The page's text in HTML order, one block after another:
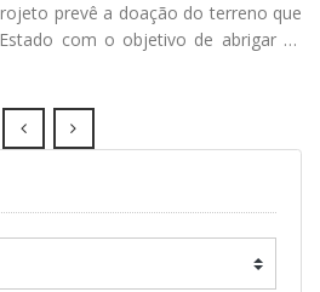
prevê a doação do terreno que
com o objetivo de abrigar as
Prev Next